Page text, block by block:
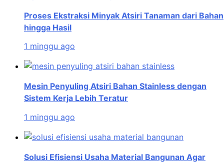
Proses Ekstraksi Minyak Atsiri Tanaman dari Bahan
hingga Hasil
1 minggu ago
Mesin Penyuling Atsiri Bahan Stainless dengan
Sistem Kerja Lebih Teratur
1 minggu ago
Solusi Efisiensi Usaha Material Bangunan Agar